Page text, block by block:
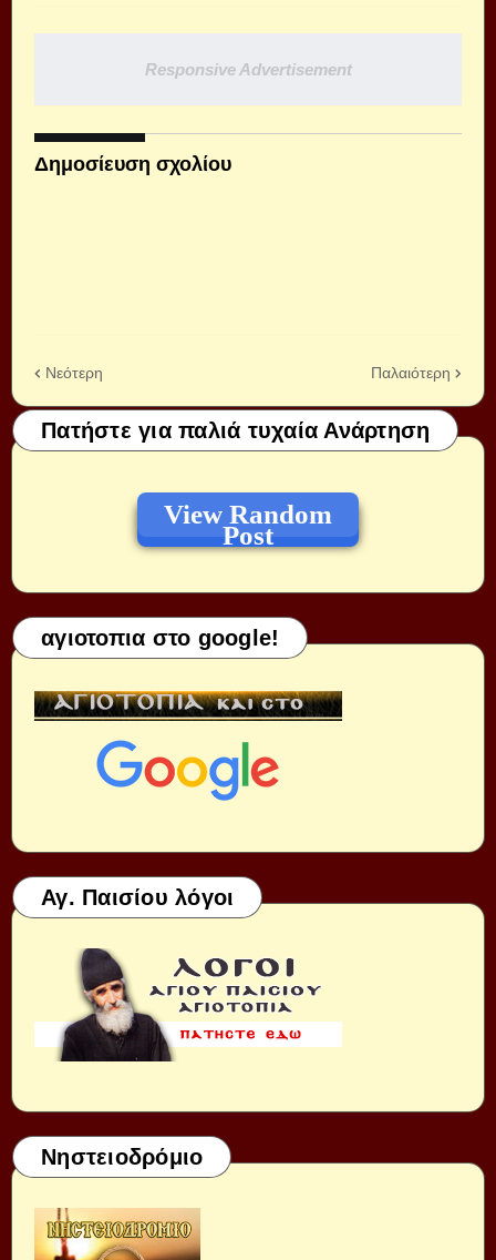
Responsive Advertisement
Δημοσίευση σχολίου
Νεότερη Παλαιότερη
Πατήστε για παλιά τυχαία Ανάρτηση
View Random
Post
αγιοτοπια στο google!
Αγ. Παισίου λόγοι
Νηστειοδρόμιο